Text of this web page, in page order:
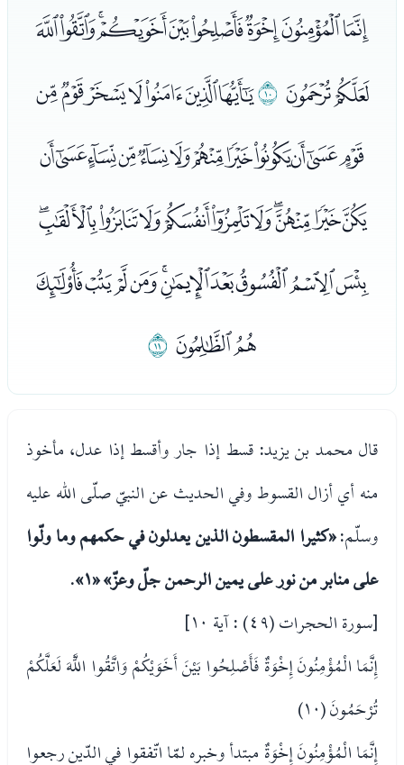
ﯜﯝﯞﯟﯠﯡﯢﯣﯤ
ﯥﯦﯧﯨﯩﯪﯫﯬﯭﯮ
ﯯﯰﯱﯲﯳﯴﯵﯶﯷﯸﯹﯺ
ﯻﯼﯽﯾﯿﰀﰁﰂﰃﰄﰅ
ﰆﰇﰈﰉﰊﰋﰌﰍﰎﰏ
ﰐﰑﰒ
قال محمد بن يزيد: قسط إذا جار وأقسط إذا عدل، مأخوذ
منه أي أزال القسوط وفي الحديث عن النبيّ صلّى الله عليه
وسلّم:«كثيرا المقسطون الذين يعدلون في حكمهم وما ولّوا
على منابر من نور على يمين الرحمن جلّ وعزّ»«١» .
[سورة الحجرات (٤٩) : آية ١٠]
إِنَّمَا الْمُؤْمِنُونَ إِخْوَةٌ فَأَصْلِحُوا بَيْنَ أَخَوَيْكُمْ وَاتَّقُوا اللَّهَ لَعَلَّكُمْ
تُرْحَمُونَ (١٠)
إِنَّمَا الْمُؤْمِنُونَ إِخْوَةٌ مبتدأ وخبره لمّا اتّفقوا في الدّين رجعوا